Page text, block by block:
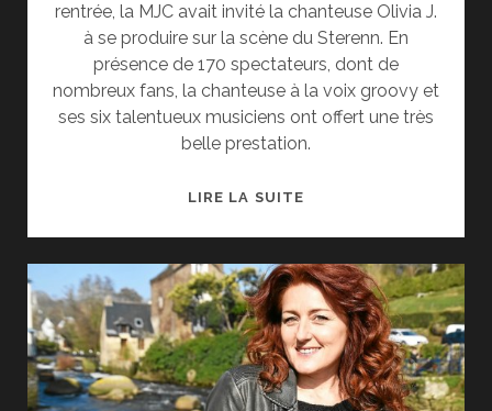
rentrée, la MJC avait invité la chanteuse Olivia J.
à se produire sur la scène du Sterenn. En
présence de 170 spectateurs, dont de
nombreux fans, la chanteuse à la voix groovy et
ses six talentueux musiciens ont offert une très
belle prestation.
LIRE LA SUITELE